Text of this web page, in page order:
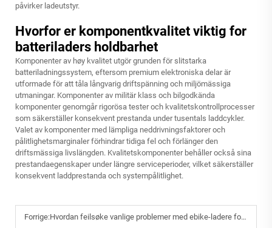
påvirker ladeutstyr.
Hvorfor er komponentkvalitet viktig for
batteriladers holdbarhet
Komponenter av høy kvalitet utgör grunden för slitstarka
batteriladningssystem, eftersom premium elektroniska delar är
utformade för att tåla långvarig driftspänning och miljömässiga
utmaningar. Komponenter av militär klass och bilgodkända
komponenter genomgår rigorösa tester och kvalitetskontrollprocesser
som säkerställer konsekvent prestanda under tusentals laddcykler.
Valet av komponenter med lämpliga neddrivningsfaktorer och
pålitlighetsmarginaler förhindrar tidiga fel och förlänger den
driftsmässiga livslängden. Kvalitetskomponenter behåller också sina
prestandaegenskaper under längre serviceperioder, vilket säkerställer
konsekvent laddprestanda och systempålitlighet.
Forrige:Hvordan feilsøke vanlige problemer med ebike-ladere for pålitelig bruk